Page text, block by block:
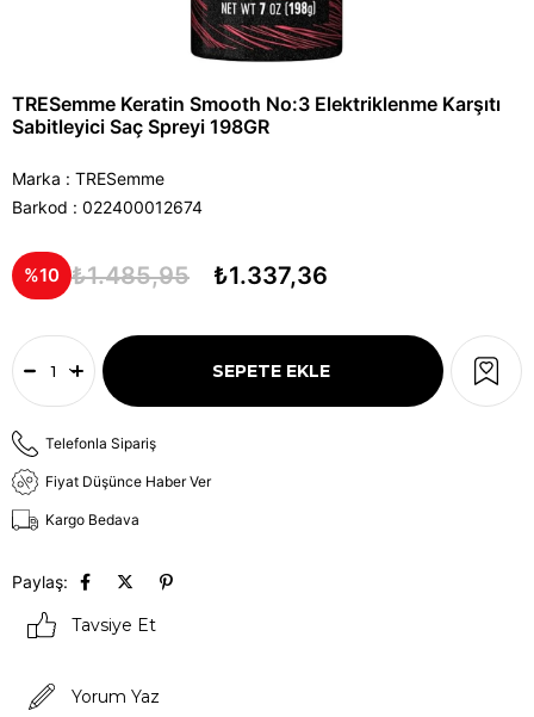
TRESemme Keratin Smooth No:3 Elektriklenme Karşıtı
Sabitleyici Saç Spreyi 198GR
Marka : TRESemme
Barkod : 022400012674
10 ₺1.485,95 ₺1.337,36
Telefonla Sipariş
Fiyat Düşünce Haber Ver
Kargo Bedava
Paylaş:
Tavsiye Et
Yorum Yaz